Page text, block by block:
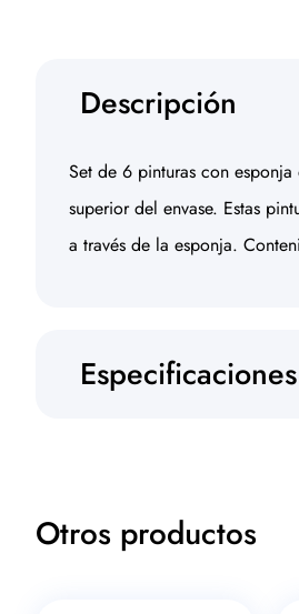
Descripción
Set de 6 pinturas con
superior del envase. Estas
a través de la esponja.
Especificaciones
Otros productos